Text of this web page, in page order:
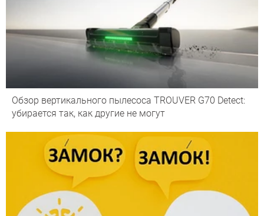
Обзор вертикального пылесоса TROUVER G70 Detect:
убирается так, как другие не могут